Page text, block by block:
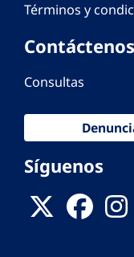
Términos y
Contáctenos
Consultas
Síguenos